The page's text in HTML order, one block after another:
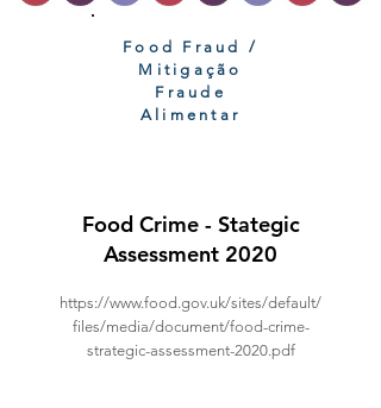
Food Fraud /
Mitigação
Fraude
Alimentar
Food Crime - Stategic
Assessment 2020
https://www.food.gov.uk/sites/default/
files/media/document/food-crime-
strategic-assessment-2020.pdf